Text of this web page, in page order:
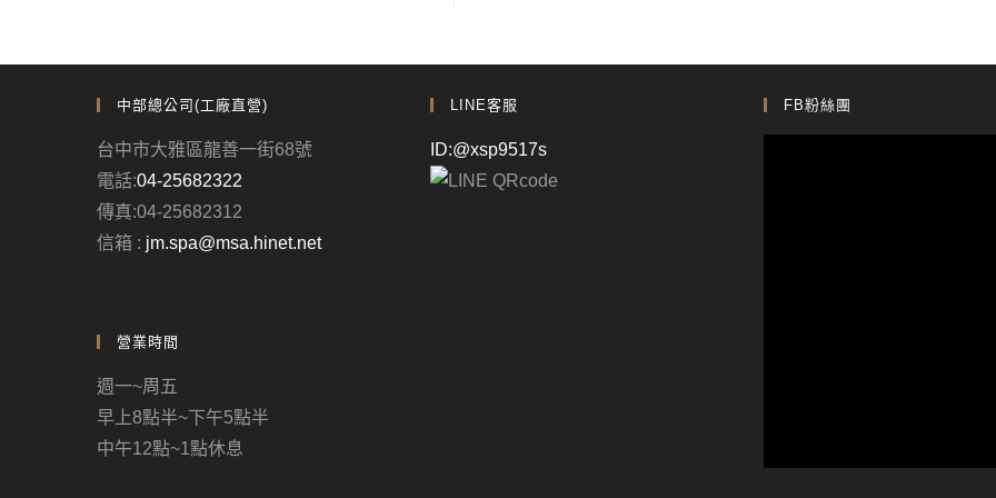
中部總公司(工廠直營)
台中市大雅區龍善一街68號
電話:04-25682322
傳真:04-25682312
信箱 : jm.spa@msa.hinet.net
營業時間
週一~周五
早上8點半~下午5點半
中午12點~1點休息
LINE客服
ID:@xsp9517s
FB粉絲團